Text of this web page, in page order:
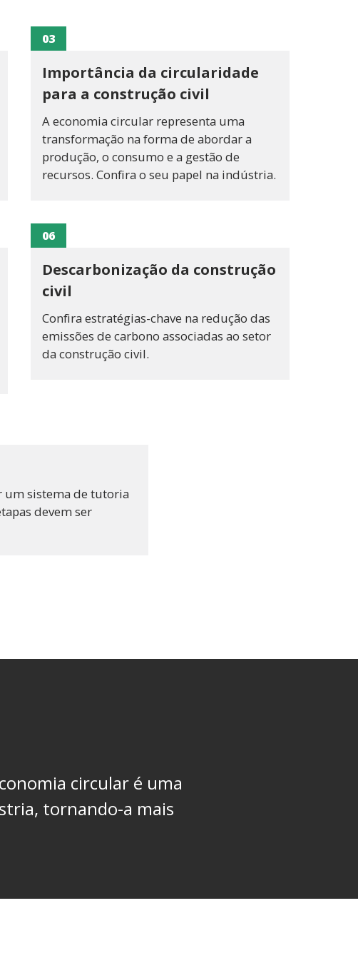
03
Importância da circularidade
para a construção civil
A economia circular representa uma
transformação na forma de abordar a
produção, o consumo e a gestão de
recursos. Confira o seu papel na indústria.
06
Descarbonização da construção
civil
Confira estratégias-chave na redução das
emissões de carbono associadas ao setor
da construção civil.
um sistema de tutoria
devem ser
circular é uma
tornando-a mais